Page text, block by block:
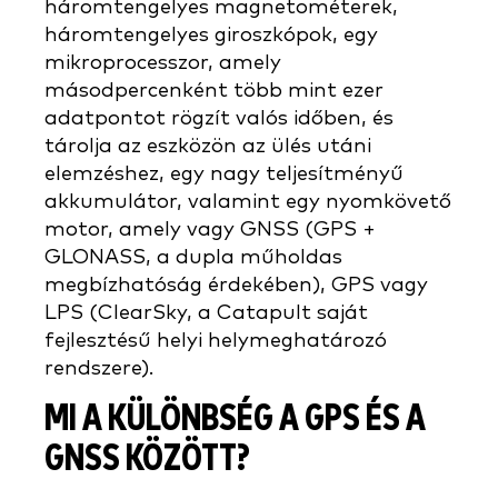
háromtengelyes magnetométerek,
háromtengelyes giroszkópok, egy
mikroprocesszor, amely
másodpercenként több mint ezer
adatpontot rögzít valós időben, és
tárolja az eszközön az ülés utáni
elemzéshez, egy nagy teljesítményű
akkumulátor, valamint egy nyomkövető
motor, amely vagy GNSS (GPS +
GLONASS, a dupla műholdas
megbízhatóság érdekében), GPS vagy
LPS (ClearSky, a Catapult saját
fejlesztésű helyi helymeghatározó
rendszere).
MI A KÜLÖNBSÉG A GPS ÉS A
GNSS KÖZÖTT?